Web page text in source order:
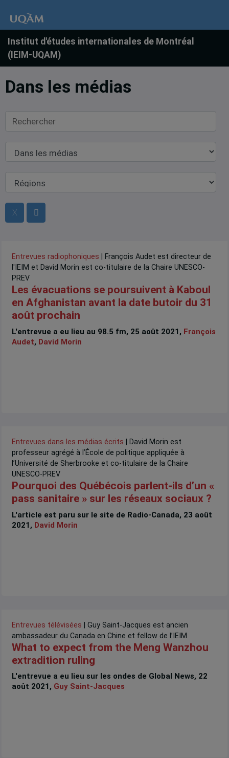
Institut d'études internationales de Montréal
(IEIM-UQAM)
Dans les médias
Rechercher
Dans
les
médias
Régions
Entrevues radiophoniques | François Audet est directeur de
l'IEIM et David Morin est co-titulaire de la Chaire UNESCO-
PREV
Les évacuations se poursuivent à Kaboul
en Afghanistan avant la date butoir du 31
août prochain
L'entrevue a eu lieu au 98.5 fm, 25 août 2021, François
Audet, David Morin
Entrevues dans les médias écrits | David Morin est
professeur agrégé à l’École de politique appliquée à
l’Université de Sherbrooke et co-titulaire de la Chaire
UNESCO-PREV
Pourquoi des Québécois parlent-ils d’un «
pass sanitaire » sur les réseaux sociaux ?
L'article est paru sur le site de Radio-Canada, 23 août
2021, David Morin
Entrevues télévisées | Guy Saint-Jacques est ancien
ambassadeur du Canada en Chine et fellow de l’IEIM
What to expect from the Meng Wanzhou
extradition ruling
L'entrevue a eu lieu sur les ondes de Global News, 22
août 2021, Guy Saint-Jacques